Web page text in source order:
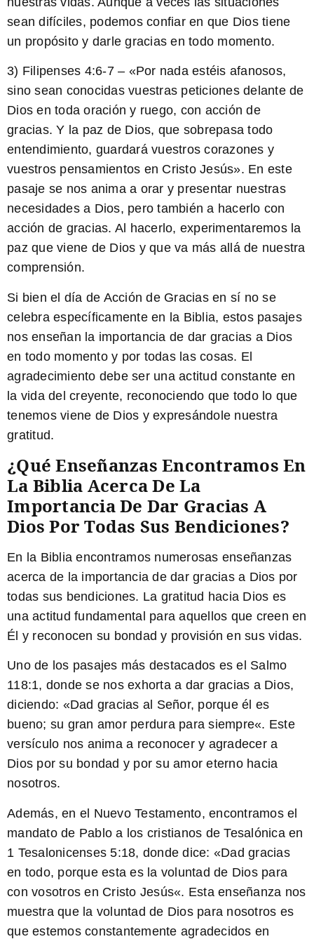
sean difíciles, podemos confiar en que Dios tiene
un propósito y darle gracias en todo momento.
3) Filipenses 4:6-7 – «Por nada estéis afanosos,
sino sean conocidas vuestras peticiones delante de
Dios en toda oración y ruego, con acción de
gracias. Y la paz de Dios, que sobrepasa todo
entendimiento, guardará vuestros corazones y
vuestros pensamientos en Cristo Jesús». En este
pasaje se nos anima a orar y presentar nuestras
necesidades a Dios, pero también a hacerlo con
acción de gracias. Al hacerlo, experimentaremos la
paz que viene de Dios y que va más allá de nuestra
comprensión.
Si bien el día de Acción de Gracias en sí no se
celebra específicamente en la Biblia, estos pasajes
nos enseñan la importancia de dar gracias a Dios
en todo momento y por todas las cosas. El
agradecimiento debe ser una actitud constante en
la vida del creyente, reconociendo que todo lo que
tenemos viene de Dios y expresándole nuestra
gratitud.
¿Qué Enseñanzas Encontramos En
La Biblia Acerca De La
Importancia De Dar Gracias A
Dios Por Todas Sus Bendiciones?
En la Biblia encontramos numerosas enseñanzas
acerca de la importancia de dar gracias a Dios por
todas sus bendiciones. La gratitud hacia Dios es
una actitud fundamental para aquellos que creen en
Él y reconocen su bondad y provisión en sus vidas.
Uno de los pasajes más destacados es el Salmo
118:1, donde se nos exhorta a dar gracias a Dios,
diciendo: «Dad gracias al Señor, porque él es
bueno; su gran amor perdura para siempre«. Este
versículo nos anima a reconocer y agradecer a
Dios por su bondad y por su amor eterno hacia
nosotros.
Además, en el Nuevo Testamento, encontramos el
mandato de Pablo a los cristianos de Tesalónicaen
1 Tesalonicenses 5:18, donde dice: «Dad gracias
en todo, porque esta es la voluntad de Dios para
con vosotros en Cristo Jesús«. Esta enseñanza nos
muestra que la voluntad de Dios para nosotros es
que estemos constantemente agradecidos en